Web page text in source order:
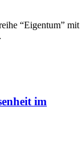
“Eigentum” mit
im